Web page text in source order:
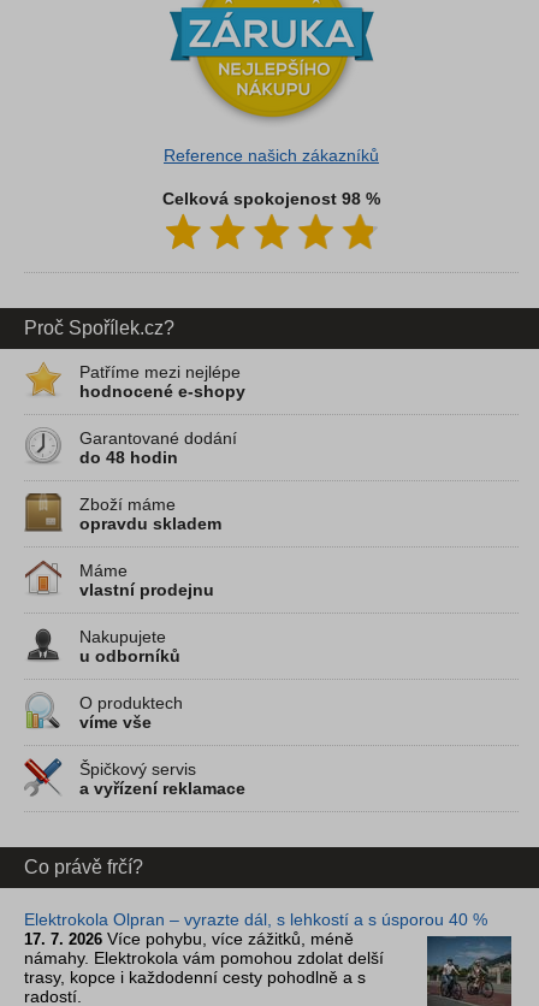
Reference našich zákazníků
Celková spokojenost 98 %
Proč Spořílek.cz?
Patříme mezi nejlépe
hodnocené e-shopy
Garantované dodání
do 48 hodin
Zboží máme
opravdu skladem
Máme
vlastní prodejnu
Nakupujete
u odborníků
O produktech
víme vše
Špičkový servis
a vyřízení reklamace
Co právě frčí?
Elektrokola Olpran – vyrazte dál, s lehkostí a s úsporou 40 %
17. 7. 2026 Více pohybu, více zážitků, méně
námahy. Elektrokola vám pomohou zdolat delší
trasy, kopce i každodenní cesty pohodlně a s
radostí.